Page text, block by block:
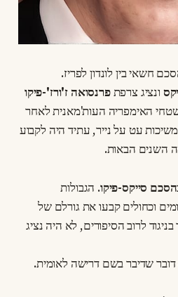
נחתם הסכם חשאי בין לונדון לפריז.
ונציג צרפתפרנסואה ז'ורז'-פיקו
האימפריה העות'מאנית לאחר
עט על נייר, עתיד היה לקבוע
השנים הבאות.
הסכם סייקס-פיקו. הגבולות
וכחולים קבעו את גורלם של
לרוב הסיפורים, לא היה נציג
שדיבר בשם דרישה לאומית.